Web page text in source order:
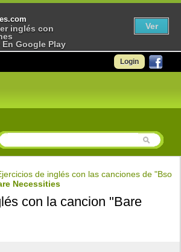
Login
de inglés con las canciones de "Bso
Necessities
con la cancion "Bare
inglés con
En Google Play
Ver